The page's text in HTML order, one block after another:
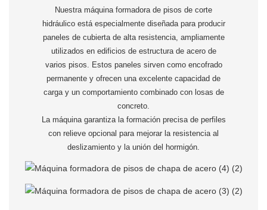
Nuestra máquina formadora de pisos de corte
hidráulico está especialmente diseñada para producir
paneles de cubierta de alta resistencia, ampliamente
utilizados en edificios de estructura de acero de
varios pisos. Estos paneles sirven como encofrado
permanente y ofrecen una excelente capacidad de
carga y un comportamiento combinado con losas de
concreto.
La máquina garantiza la formación precisa de perfiles
con relieve opcional para mejorar la resistencia al
deslizamiento y la unión del hormigón.